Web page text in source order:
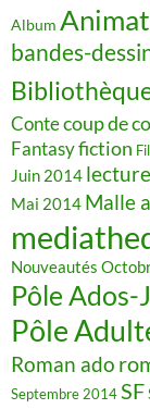
Album
bandes-
Contecoup de
Fantasyfiction
Juin 2014
Mai 2014 Malle
Nouveautés
Pôle Ados-
Pôle
Roman ado
Septembre 2014SF